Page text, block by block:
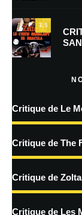
Prévenez-moi de
Prévenez-moi de
traitées
7.5
Critique de Le
Critique de The
Critique de
Critique de Les